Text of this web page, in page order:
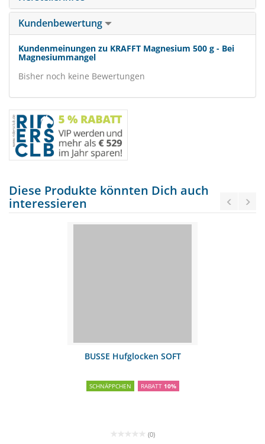
Kundenbewertung
Kundenmeinungen zu KRAFFT Magnesium 500 g - Bei
Magnesiummangel
Bisher noch keine Bewertungen
Diese Produkte könnten Dich auch
interessieren
BUSSE Hufglocken SOFT
SCHNÄPPCHEN RABATT 10%
(0)